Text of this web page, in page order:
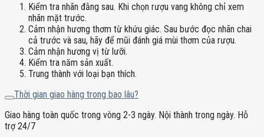
Kiểm tra nhãn đằng sau. Khi chọn rượu vang không chỉ xem
nhãn mặt trước.
Cảm nhận hương thơm từ khứu giác. Sau bước đọc nhãn chai
cả trước và sau, hãy để mũi đánh giá mùi thơm của rượu.
Cảm nhận hương vị từ lưỡi.
Kiểm tra năm sản xuất.
Trung thành với loại bạn thích.
Thời gian giao hàng trong bao lâu?
Giao hàng toàn quốc trong vòng 2-3 ngày. Nội thành trong ngày. Hỗ
trợ 24/7